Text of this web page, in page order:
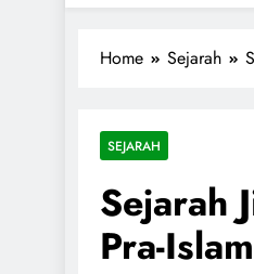
Home Sejarah
SEJARAH
Sejarah
Pra-Islam